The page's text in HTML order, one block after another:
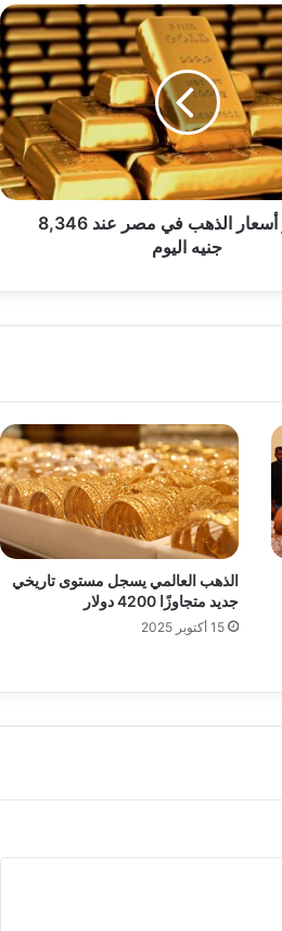
استقرار أسعار الذهب في مصر عند 8,346
جنيه اليوم
الذهب العالمي يسجل مستوى تاريخي
جديد متجاوزًا 4200 دولار
15 أكتوبر 2025